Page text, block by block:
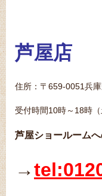
芦屋店
住所：〒659-0051兵
受付時間10時～18時（
芦屋ショールーム
→